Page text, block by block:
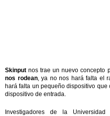
Skinput nos trae un nuevo concepto
nos rodean, ya no nos hará falta el
hará falta un pequeño dispositivo
dispositivo de entrada.
Investigadores de la